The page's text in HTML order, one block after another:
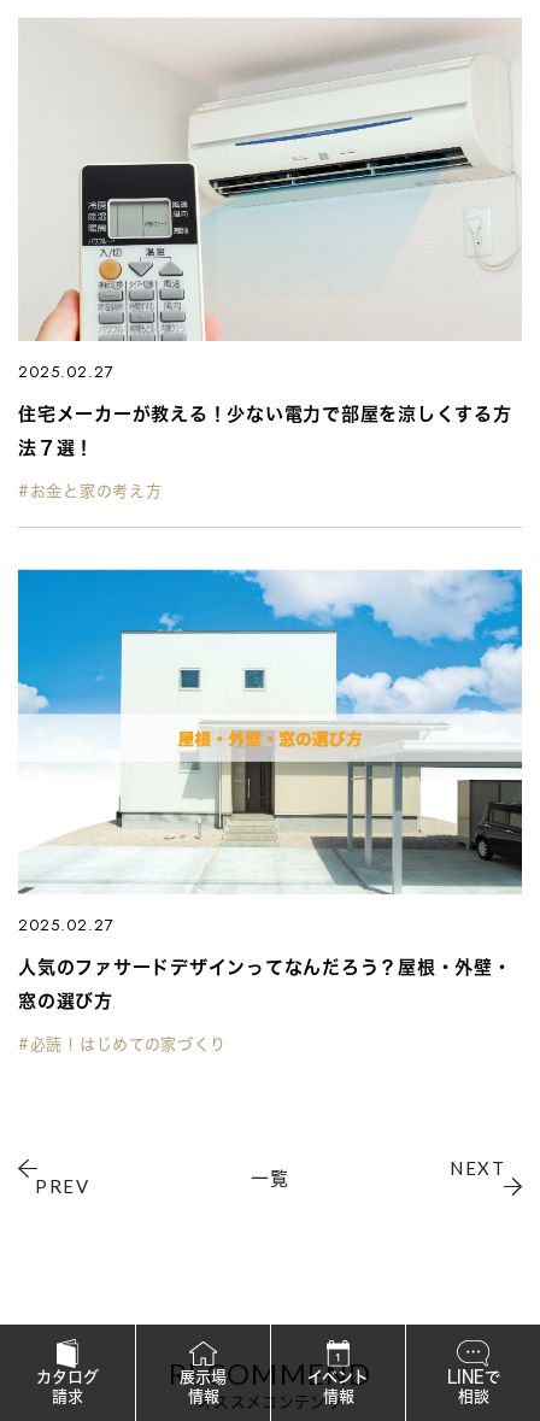
2025.02.27
住宅メーカーが教える！少ない電力で部屋を涼しくする方
法７選！
#お金と家の考え方
2025.02.27
人気のファサードデザインってなんだろう？屋根・外壁・
窓の選び方
#必読！はじめての家づくり
PREV 一覧 NEXT
RECOMMEND
オススメコンテンツ
カタログ
請求
展示場
情報
イベント
情報
LINEで
相談